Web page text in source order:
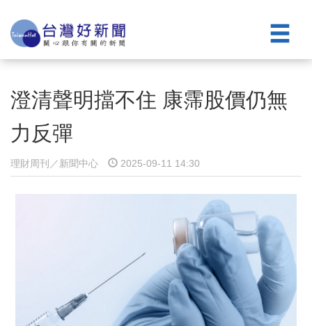
澄清聲明擋不住 康霈股價仍無
力反彈
理財周刊／新聞中心 2025-09-11 14:30